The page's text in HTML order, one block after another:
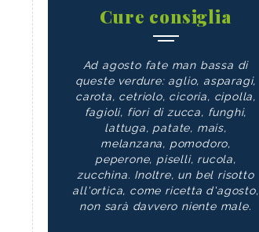
Cure consiglia
Ad agosto fate man bassa di
queste verdure: aglio, asparagi,
carota, cetriolo, cicoria, cipolla,
fagioli, fiori di zucca, funghi,
lattuga, patate, mais,
melanzana, pomodoro,
peperone, piselli, rucola,
zucchina. Inoltre, un bel risotto
all'ortica, come ricetta d'agosto,
non sarà davvero niente male.